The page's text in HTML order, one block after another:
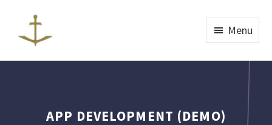
Menu
APP DEVELOPMENT (DEMO)